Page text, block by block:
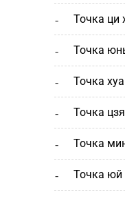
точка ци
точка
точка
точка
точка
точка